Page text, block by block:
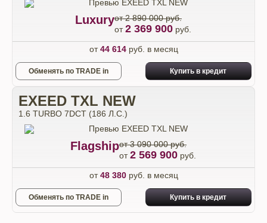
Luxuryот 2 890 000 руб.
от2 369 900 руб.
от44 614руб. в месяц
Обменять по TRADE in Купить в кредит
EXEED TXL NEW
1.6 TURBO 7DCT (186 Л.С.)
Flagshipот 3 090 000 руб.
от2 569 900 руб.
от48 380руб. в месяц
Обменять по TRADE in Купить в кредит